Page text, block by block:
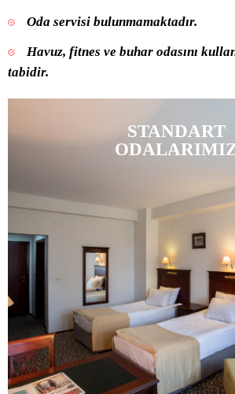
Oda servisi bulunmamaktadır.
Havuz, fitnes ve buhar odasını
tabidir.
STANDART